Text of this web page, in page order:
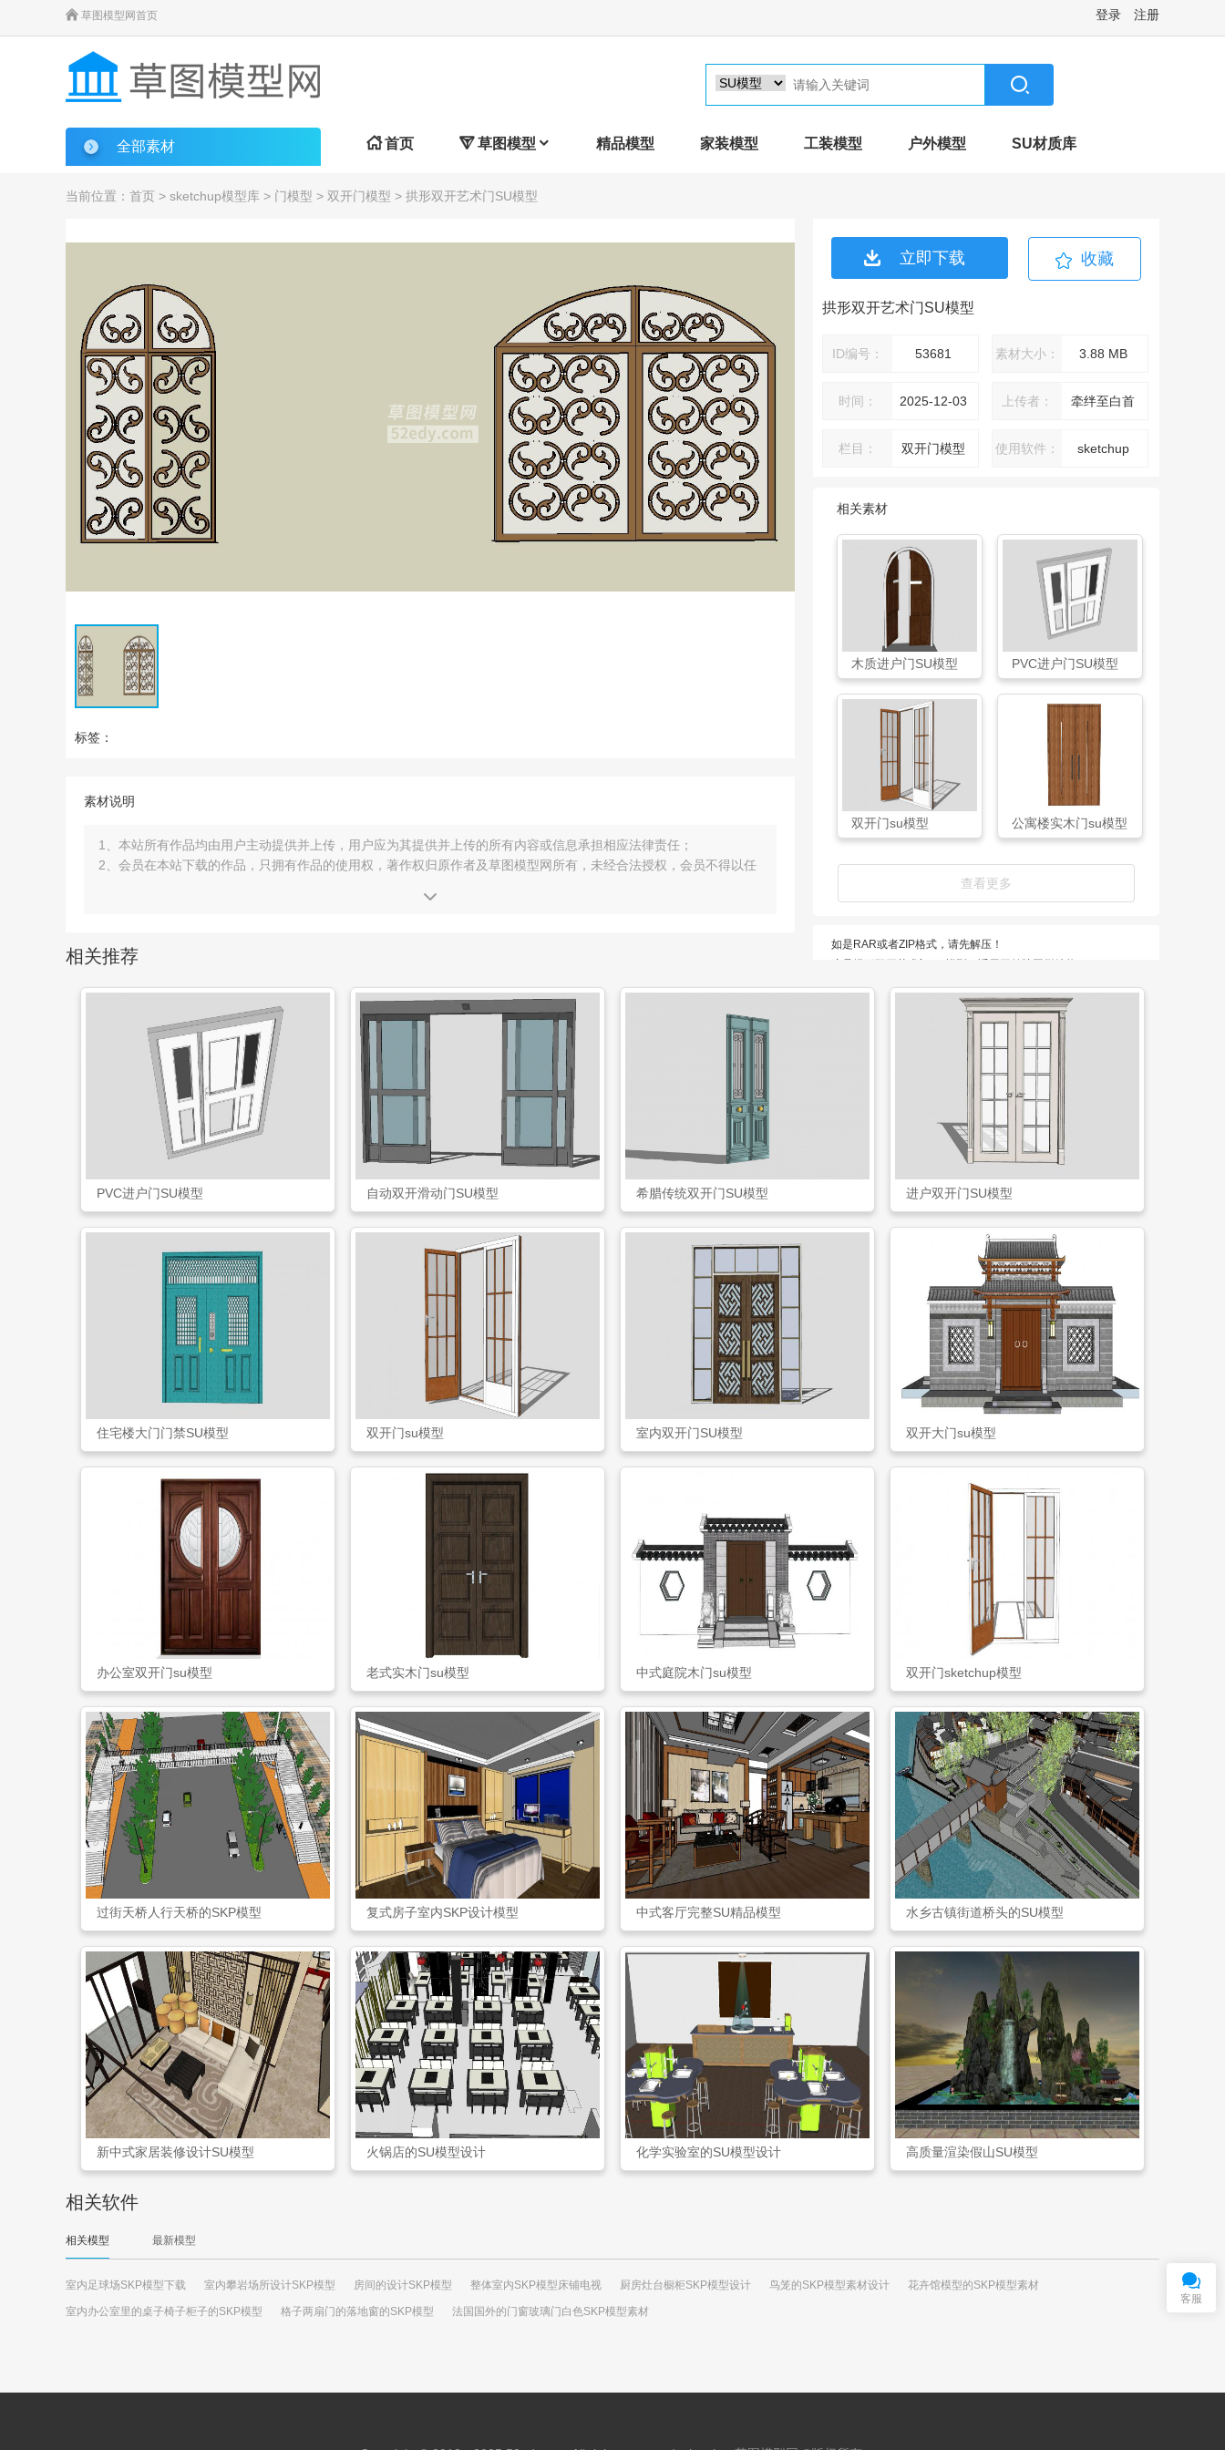
 草图模型网首页 登录 注册
全部素材 首页 草图模型  精品模型 家装模型 工装模型 户外模型 SU材质库
当前位置： 首页 > sketchup模型库 > 门模型 > 双开门模型 > 拱形双开艺术门SU模型
标签：
素材说明
1、本站所有作品均由用户主动提供并上传，用户应为其提供并上传的所有内容或信息承担相应法律责任；
2、会员在本站下载的作品，只拥有作品的使用权，著作权归原作者及草图模型网所有，未经合法授权，会员不得以任
立即下载 收藏
拱形双开艺术门SU模型
ID编号： 53681 素材大小： 3.88 MB
时间： 2025-12-03 上传者： 牵绊至白首
栏目： 双开门模型 使用软件： sketchup
相关素材
木质进户门SU模型 PVC进户门SU模型
双开门su模型 公寓楼实木门su模型
查看更多
如是RAR或者ZIP格式，请先解压！
拱形双开艺术门SU模型是网友牵绊至白首上传于12-03，体积为
3.88 MB，所属栏目双开门模型，ID编号53681。
相关推荐
PVC进户门SU模型 自动双开滑动门SU模型 希腊传统双开门SU模型 进户双开门SU模型
住宅楼大门门禁SU模型 双开门su模型 室内双开门SU模型 双开大门su模型
办公室双开门su模型 老式实木门su模型 中式庭院木门su模型 双开门sketchup模型
过街天桥人行天桥的SKP模型 复式房子室内SKP设计模型 中式客厅完整SU精品模型 水乡古镇街道桥头的SU模型
新中式家居装修设计SU模型 火锅店的SU模型设计 化学实验室的SU模型设计 高质量渲染假山SU模型
相关软件
相关模型 最新模型
室内足球场SKP模型下载 室内攀岩场所设计SKP模型 房间的设计SKP模型 整体室内SKP模型床铺电视 厨房灶台橱柜SKP模型设计 鸟笼的SKP模型素材设计 花卉馆模型的SKP模型素材
室内办公室里的桌子椅子柜子的SKP模型 格子两扇门的落地窗的SKP模型 法国国外的门窗玻璃门白色SKP模型素材
客服
服